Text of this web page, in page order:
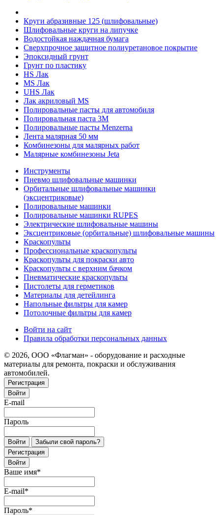
Круги абразивные 125 (шлифовальные)
Шлифовальные круги на липучке
Водостойкая наждачная бумага
Сверхпрочное защитное полиуретановое покрытие
Эпоксидный грунт
Грунт по пластику
HS Лак
MS Лак
UHS Лак
Лак акриловый MS
Полировальные пасты для автомобиля
Полировальная паста 3М
Полировальные пасты Menzerna
Лента малярная 50 мм
Комбинезоны для малярных работ
Малярные комбинезоны Jeta
Инструменты
Пневмо шлифовальные машинки
Орбитальные шлифовальные машинки
(эксцентриковые)
Полировальные машинки
Полировальные машинки RUPES
Электрические шлифовальные машины
Эксцентриковые (орбитальные) шлифовальные машины
Краскопульты
Профессиональные краскопульты
Краскопульты для покраски авто
Краскопульты с верхним бачком
Пневматические краскопульты
Пистолеты для герметиков
Материалы для детейлинга
Напольные фильтры для камер
Потолочные фильтры для камер
Войти на сайт
Правила обработки персональных данных
© 2026, ООО «Флагман» - оборудование и расходные
материалы для ремонта, покраски и обслуживания
автомобилей.
Регистрация
Войти
E-mail
Пароль
Войти
Забыли свой пароль?
Регистрация
Войти
Ваше имя*
E-mail*
Пароль*